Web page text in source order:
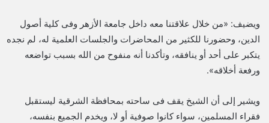
ويضيف: «من خلال علاقتنا معه داخل جامعة الأزهر وفى كلية أصول
الدين، وحضورنا للكثير من المحاضرات والجلسات العلمية له، لم نجده
يتكبر على أحد أو ينافقه، وتأكدنا أنه منفوح من الله بسبب تواضعه
ورفعة أخلاقه».
ويشير إلى أن الشيخ يقف فى ساحته بمحافظة الشرقية ليستقبل
فقراء المسلمين، سواء كانوا صوفية أو لا، ويخدم الجميع بنفسه،